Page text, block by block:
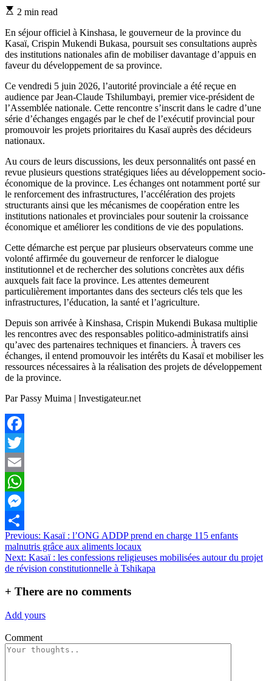
Estimated
time
2 min read
En séjour officiel à Kinshasa, le gouverneur de la province du
Kasaï, Crispin Mukendi Bukasa, poursuit ses consultations auprès
des institutions nationales afin de mobiliser davantage d’appuis en
faveur du développement de sa province.
Ce vendredi 5 juin 2026, l’autorité provinciale a été reçue en
audience par Jean-Claude Tshilumbayi, premier vice-président de
l’Assemblée nationale. Cette rencontre s’inscrit dans le cadre d’une
série d’échanges engagés par le chef de l’exécutif provincial pour
promouvoir les projets prioritaires du Kasaï auprès des décideurs
nationaux.
Au cours de leurs discussions, les deux personnalités ont passé en
revue plusieurs questions stratégiques liées au développement socio-
économique de la province. Les échanges ont notamment porté sur
le renforcement des infrastructures, l’accélération des projets
structurants ainsi que les mécanismes de coopération entre les
institutions nationales et provinciales pour soutenir la croissance
économique et améliorer les conditions de vie des populations.
Cette démarche est perçue par plusieurs observateurs comme une
volonté affirmée du gouverneur de renforcer le dialogue
institutionnel et de rechercher des solutions concrètes aux défis
auxquels fait face la province. Les attentes demeurent
particulièrement importantes dans des secteurs clés tels que les
infrastructures, l’éducation, la santé et l’agriculture.
Depuis son arrivée à Kinshasa, Crispin Mukendi Bukasa multiplie
les rencontres avec des responsables politico-administratifs ainsi
qu’avec des partenaires techniques et financiers. À travers ces
échanges, il entend promouvoir les intérêts du Kasaï et mobiliser les
ressources nécessaires à la réalisation des projets de développement
de la province.
Par Passy Muima | Investigateur.net
Facebook
Twitter
Email
WhatsApp
Messenger
Partager
Navigation
de
l’article
Previous: Kasaï : l’ONG ADDP prend en charge 115 enfants
malnutris grâce aux aliments locaux
Next: Kasaï : les confessions religieuses mobilisées autour du projet
de révision constitutionnelle à Tshikapa
+ There are no comments
Add yours
Comment